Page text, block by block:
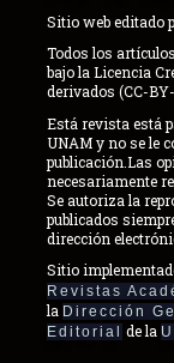
Sitio web editado
Todos los
bajo la Licencia
derivados (CC-
Está revista está
UNAM y no se le
publicación.Las
necesariamente
Se autoriza la
publicados
dirección
Sitio
Revistas
la Dirección
Editorial
de la